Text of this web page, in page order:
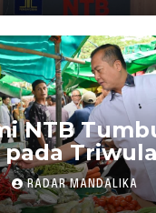
NTB
pada
RADAR MANDALIKA